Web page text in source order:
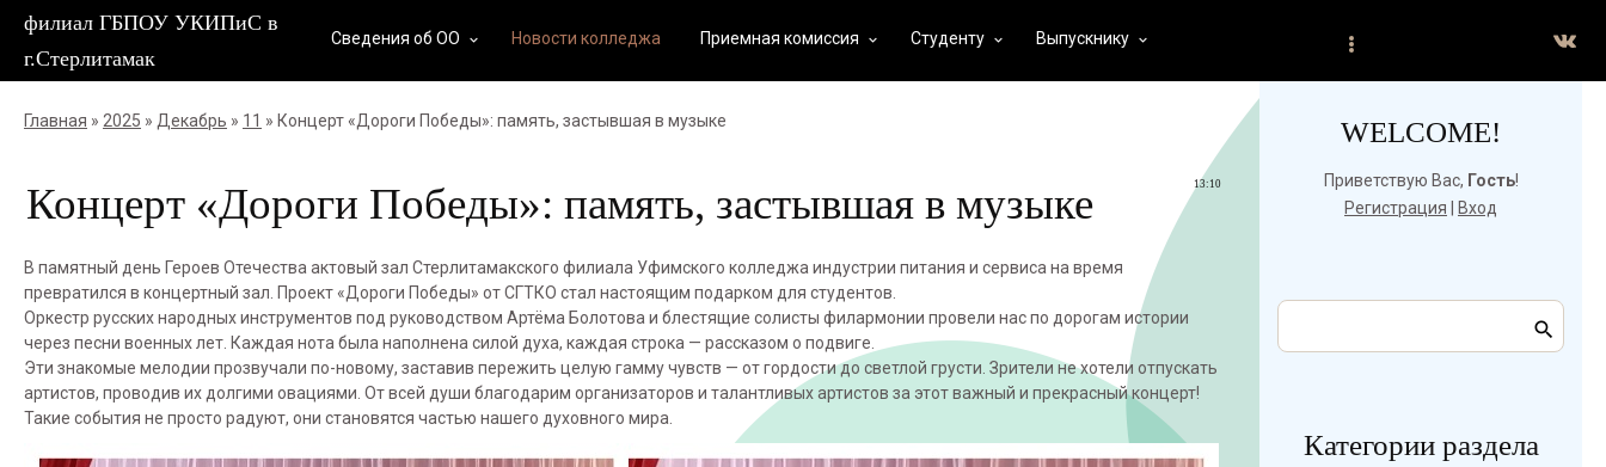
филиал ГБПОУ УКИПиС в
г.Стерлитамак
Сведения об ОО keyboard_arrow_down Новости колледжа Приемная комиссия keyboard_arrow_down Студенту keyboard_arrow_down Выпускнику keyboard_arrow_down
Главная » 2025 » Декабрь » 11 » Концерт «Дороги Победы»: память, застывшая в музыке
13:10
Концерт «Дороги Победы»: память, застывшая в музыке
В памятный день Героев Отечества актовый зал Стерлитамакского филиала Уфимского колледжа индустрии питания и сервиса на время
превратился в концертный зал. Проект «Дороги Победы» от СГТКО стал настоящим подарком для студентов.
Оркестр русских народных инструментов под руководством Артёма Болотова и блестящие солисты филармонии провели нас по дорогам истории
через песни военных лет. Каждая нота была наполнена силой духа, каждая строка — рассказом о подвиге.
Эти знакомые мелодии прозвучали по-новому, заставив пережить целую гамму чувств — от гордости до светлой грусти. Зрители не хотели отпускать
артистов, проводив их долгими овациями. От всей души благодарим организаторов и талантливых артистов за этот важный и прекрасный концерт!
Такие события не просто радуют, они становятся частью нашего духовного мира.
WELCOME!
Приветствую Вас, Гость!
Регистрация
Вход
Категории раздела